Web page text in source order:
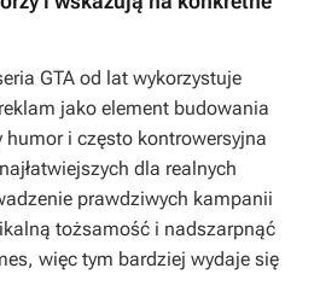
GTA od lat wykorzystuje
jako element budowania
i często kontrowersyjna
dla realnych
prawdziwych kampanii
tożsamość i nadszarpnąć
więc tym bardziej wydaje się